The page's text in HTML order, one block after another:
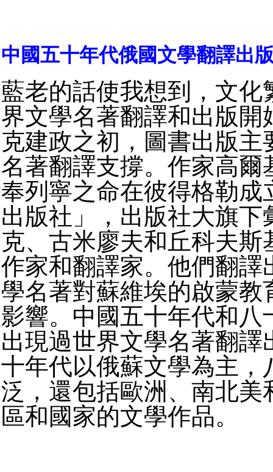
中國五十年代俄國文學翻譯出
藍老的話使我想到，文化
界文學名著翻譯和出版開
克建政之初，圖書出版主
名著翻譯支撐。作家高爾
奉列寧之命在彼得格勒成
出版社」，出版社大旗下
克、古米廖夫和丘科夫斯
作家和翻譯家。他們翻譯
學名著對蘇維埃的啟蒙教
影響。中國五十年代和八
出現過世界文學名著翻譯
十年代以俄蘇文學為主，
泛，還包括歐洲、南北美
區和國家的文學作品。